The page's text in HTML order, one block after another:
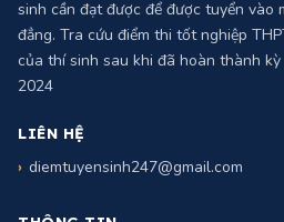
Điểm chuẩn tuyển sinh năm 2024 là
sinh cần đạt được để được tuyển vào
đẳng. Tra cứu điểm thi tốt nghiệp
2024
LIÊN HỆ
diemtuyensinh247@gmail.com